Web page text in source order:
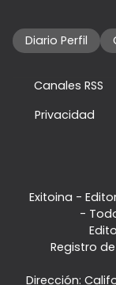
Diario Perfil
Canales RSS
Privacidad
Exitoina -
-
Registro
Dirección: